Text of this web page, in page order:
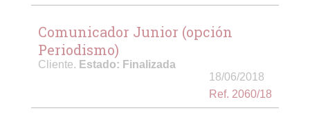
Comunicador Junior (opción
Periodismo)
Cliente. Estado: Finalizada
18/06/2018
Ref. 2060/18